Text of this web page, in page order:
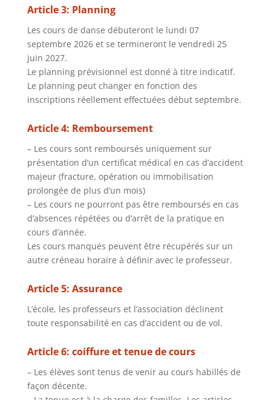
Article 3: Planning
Les cours de danse débuteront le lundi 07
septembre 2026 et se termineront le vendredi 25
juin 2027.
Le planning prévisionnel est donné à titre indicatif.
Le planning peut changer en fonction des
inscriptions réellement effectuées début septembre.
Article 4: Remboursement
– Les cours sont remboursés uniquement sur
présentation d’un certificat médical en cas d’accident
majeur (fracture, opération ou immobilisation
prolongée de plus d’un mois)
– Les cours ne pourront pas être remboursés en cas
d’absences répétées ou d’arrêt de la pratique en
cours d’année.
Les cours manqués peuvent être récupérés sur un
autre créneau horaire à définir avec le professeur.
Article 5: Assurance
L’école, les professeurs et l’association déclinent
toute responsabilité en cas d’accident ou de vol.
Article 6: coiffure et tenue de cours
– Les élèves sont tenus de venir au cours habillés de
façon décente.